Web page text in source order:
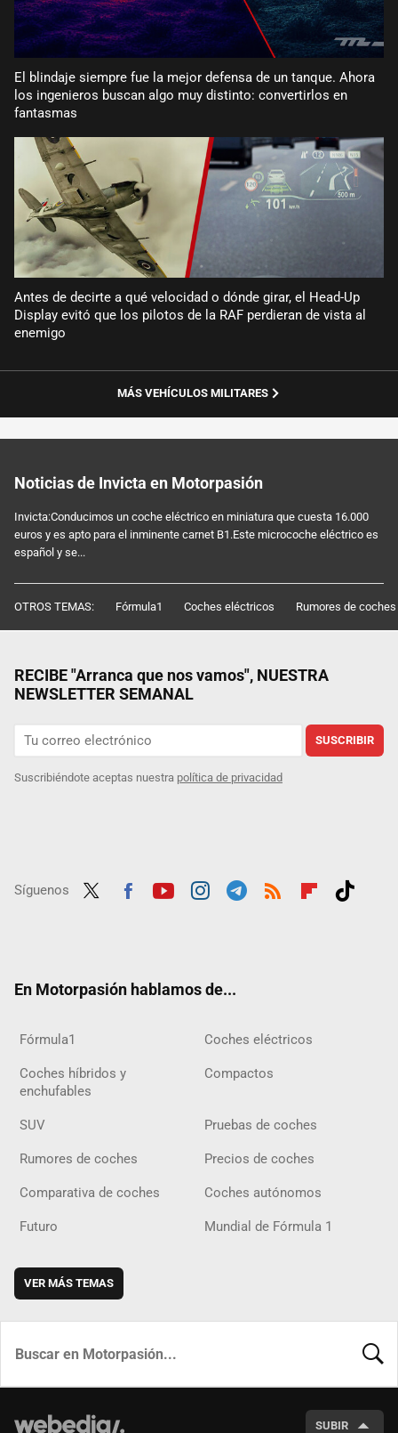
El blindaje siempre fue la mejor defensa de un tanque. Ahora
los ingenieros buscan algo muy distinto: convertirlos en
fantasmas
Antes de decirte a qué velocidad o dónde girar, el Head-Up
Display evitó que los pilotos de la RAF perdieran de vista al
enemigo
MÁS VEHÍCULOS MILITARES
Noticias de Invicta en Motorpasión
Invicta:Conducimos un coche eléctrico en miniatura que cuesta 16.000
euros y es apto para el inminente carnet B1.Este microcoche eléctrico es
español y se...
OTROS TEMAS: Fórmula1 Coches eléctricos Rumores de coches
RECIBE "Arranca que nos vamos", NUESTRA
NEWSLETTER SEMANAL
SUSCRIBIR
Suscribiéndote aceptas nuestra política de privacidad
Síguenos
En Motorpasión hablamos de...
Fórmula1 Coches eléctricos
Coches híbridos y
enchufables
Compactos
SUV Pruebas de coches
Rumores de coches Precios de coches
Comparativa de coches Coches autónomos
Futuro Mundial de Fórmula 1
VER MÁS TEMAS
SUBIR